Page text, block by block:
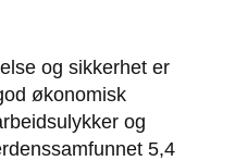
og sikkerhet er
økonomisk
og
5,4